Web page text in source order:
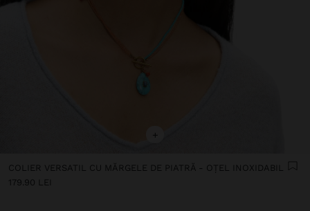
+
COLIER VERSATIL CU MĂRGELE DE PIATRĂ - OȚEL INOXIDABIL
179.90 LEI